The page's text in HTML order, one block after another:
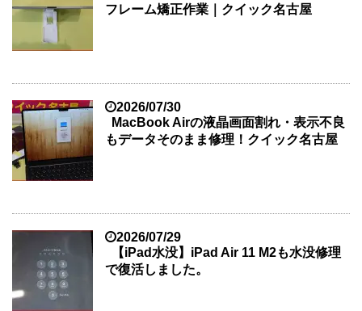
フレーム矯正作業｜クイック名古屋
2026/07/30
MacBook Airの液晶画面割れ・表示不良
もデータそのまま修理！クイック名古屋
2026/07/29
【iPad水没】iPad Air 11 M2も水没修理
で復活しました。